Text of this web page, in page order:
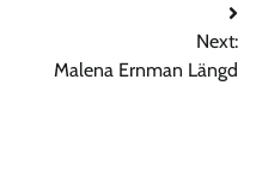
Next:
Malena Ernman Längd